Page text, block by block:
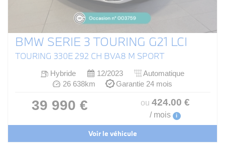
BMW SERIE 3 TOURING G21 LCI
TOURING 330E 292 CH BVA8 M SPORT
Hybride 12/2023
Automatique
26 638km
Garantie 24 mois
39 990 € ou 424.00 €
/ mois i
Voir le véhicule